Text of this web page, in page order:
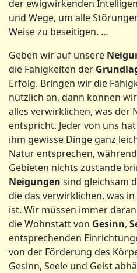
der ewigwirkenden
und Wege, um alle
Weise zu beseitigen. …
Geben wir auf unsere
die Fähigkeiten der
Erfolg. Bringen wir die
nützlich an, dann können
alles verwirklichen, was der
entspricht. Jeder von uns
ihm gewisse Dinge ganz
Natur entsprechen,
Gebieten nichts zustande
Neigungen sind gleichsam
die das verwirklichen, was
ist. Wir müssen immer
die Wohnstatt von Gesinn,
entsprechenden
von der Förderung des
Gesinn, Seele und Geist